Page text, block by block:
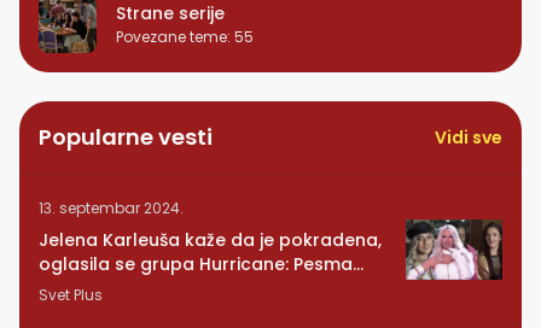
Strane serije
Povezane teme: 55
Popularne vesti Vidi sve
13. septembar 2024.
Jelena Karleuša kaže da je pokradena,
oglasila se grupa Hurricane: Pesma
RUNDE je naša!
Svet Plus